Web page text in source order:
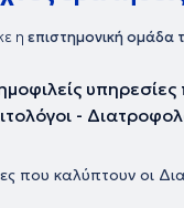
η επιστημονική
υπηρεσίες
-
που καλύπτουν οι